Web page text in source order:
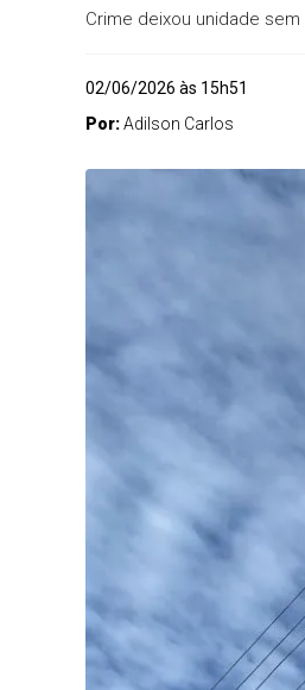
Crime deixou unidade
02/06/2026 às 15h51
Por:Adilson Carlos